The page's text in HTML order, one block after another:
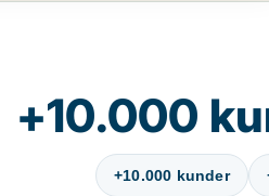
+10.000
+10.000 kunder